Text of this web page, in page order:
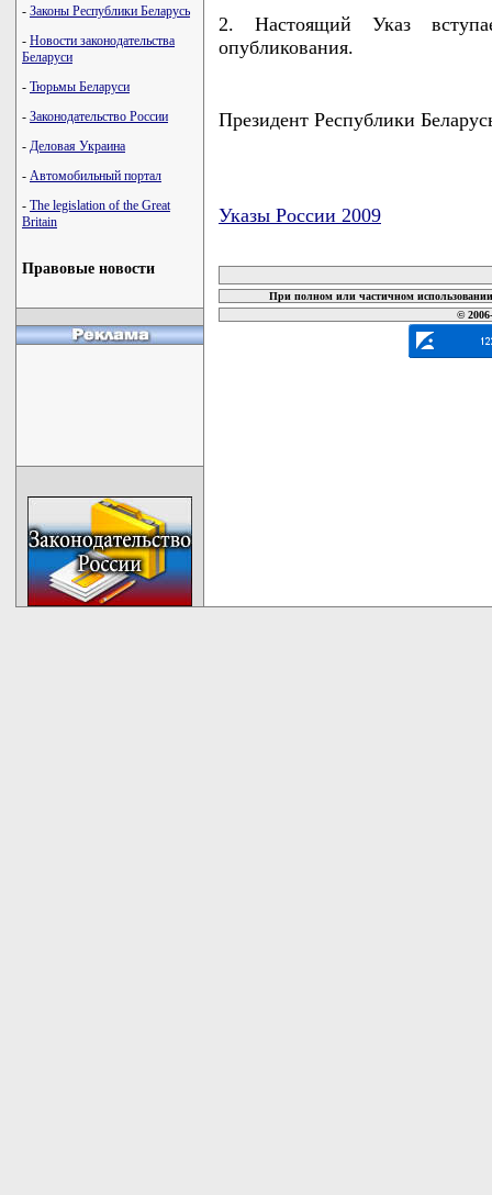
- Законы Республики Беларусь
- Новости законодательства
Беларуси
- Тюрьмы Беларуси
- Законодательство России
- Деловая Украина
- Автомобильный портал
- The legislation of the Great
Britain
Правовые новости
2. Настоящий Указ
опубликования.
Президент Республики
Указы России 2009
При полном или частичном
©